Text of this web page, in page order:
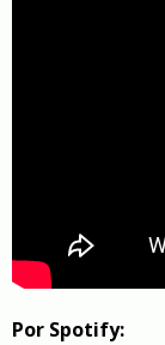
Por Spotify: